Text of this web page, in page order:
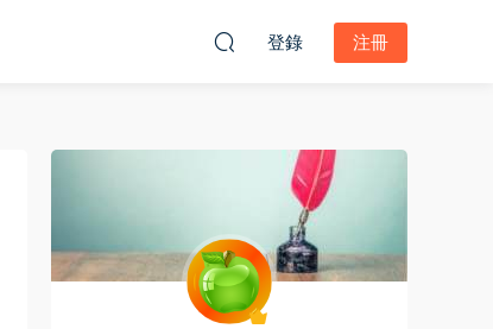
登錄 注冊